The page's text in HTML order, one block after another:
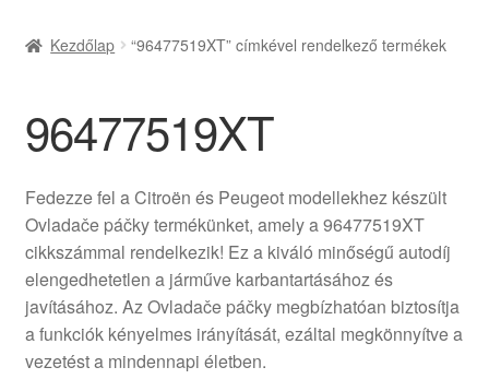
Adatvédelmi irányelvek
Felhasználási feltételek
Kifizetések
Panasz
Panaszkezelési szabályzat
Kezdőlap “96477519XT” címkével rendelkező termékek
96477519XT
Fedezze fel a Citroën és Peugeot modellekhez készült
Ovladače páčky termékünket, amely a 96477519XT
cikkszámmal rendelkezik! Ez a kiváló minőségű autodíj
elengedhetetlen a járműve karbantartásához és
javításához. Az Ovladače páčky megbízhatóan biztosítja
a funkciók kényelmes irányítását, ezáltal megkönnyítve a
vezetést a mindennapi életben.